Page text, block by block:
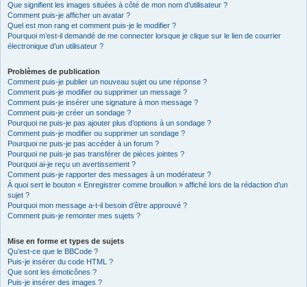
Que signifient les images situées à côté de mon nom d’utilisateur ?
Comment puis-je afficher un avatar ?
Quel est mon rang et comment puis-je le modifier ?
Pourquoi m’est-il demandé de me connecter lorsque je clique sur le lien de courrier
électronique d’un utilisateur ?
Problèmes de publication
Comment puis-je publier un nouveau sujet ou une réponse ?
Comment puis-je modifier ou supprimer un message ?
Comment puis-je insérer une signature à mon message ?
Comment puis-je créer un sondage ?
Pourquoi ne puis-je pas ajouter plus d’options à un sondage ?
Comment puis-je modifier ou supprimer un sondage ?
Pourquoi ne puis-je pas accéder à un forum ?
Pourquoi ne puis-je pas transférer de pièces jointes ?
Pourquoi ai-je reçu un avertissement ?
Comment puis-je rapporter des messages à un modérateur ?
À quoi sert le bouton « Enregistrer comme brouillon » affiché lors de la rédaction d’un
sujet ?
Pourquoi mon message a-t-il besoin d’être approuvé ?
Comment puis-je remonter mes sujets ?
Mise en forme et types de sujets
Qu’est-ce que le BBCode ?
Puis-je insérer du code HTML ?
Que sont les émoticônes ?
Puis-je insérer des images ?